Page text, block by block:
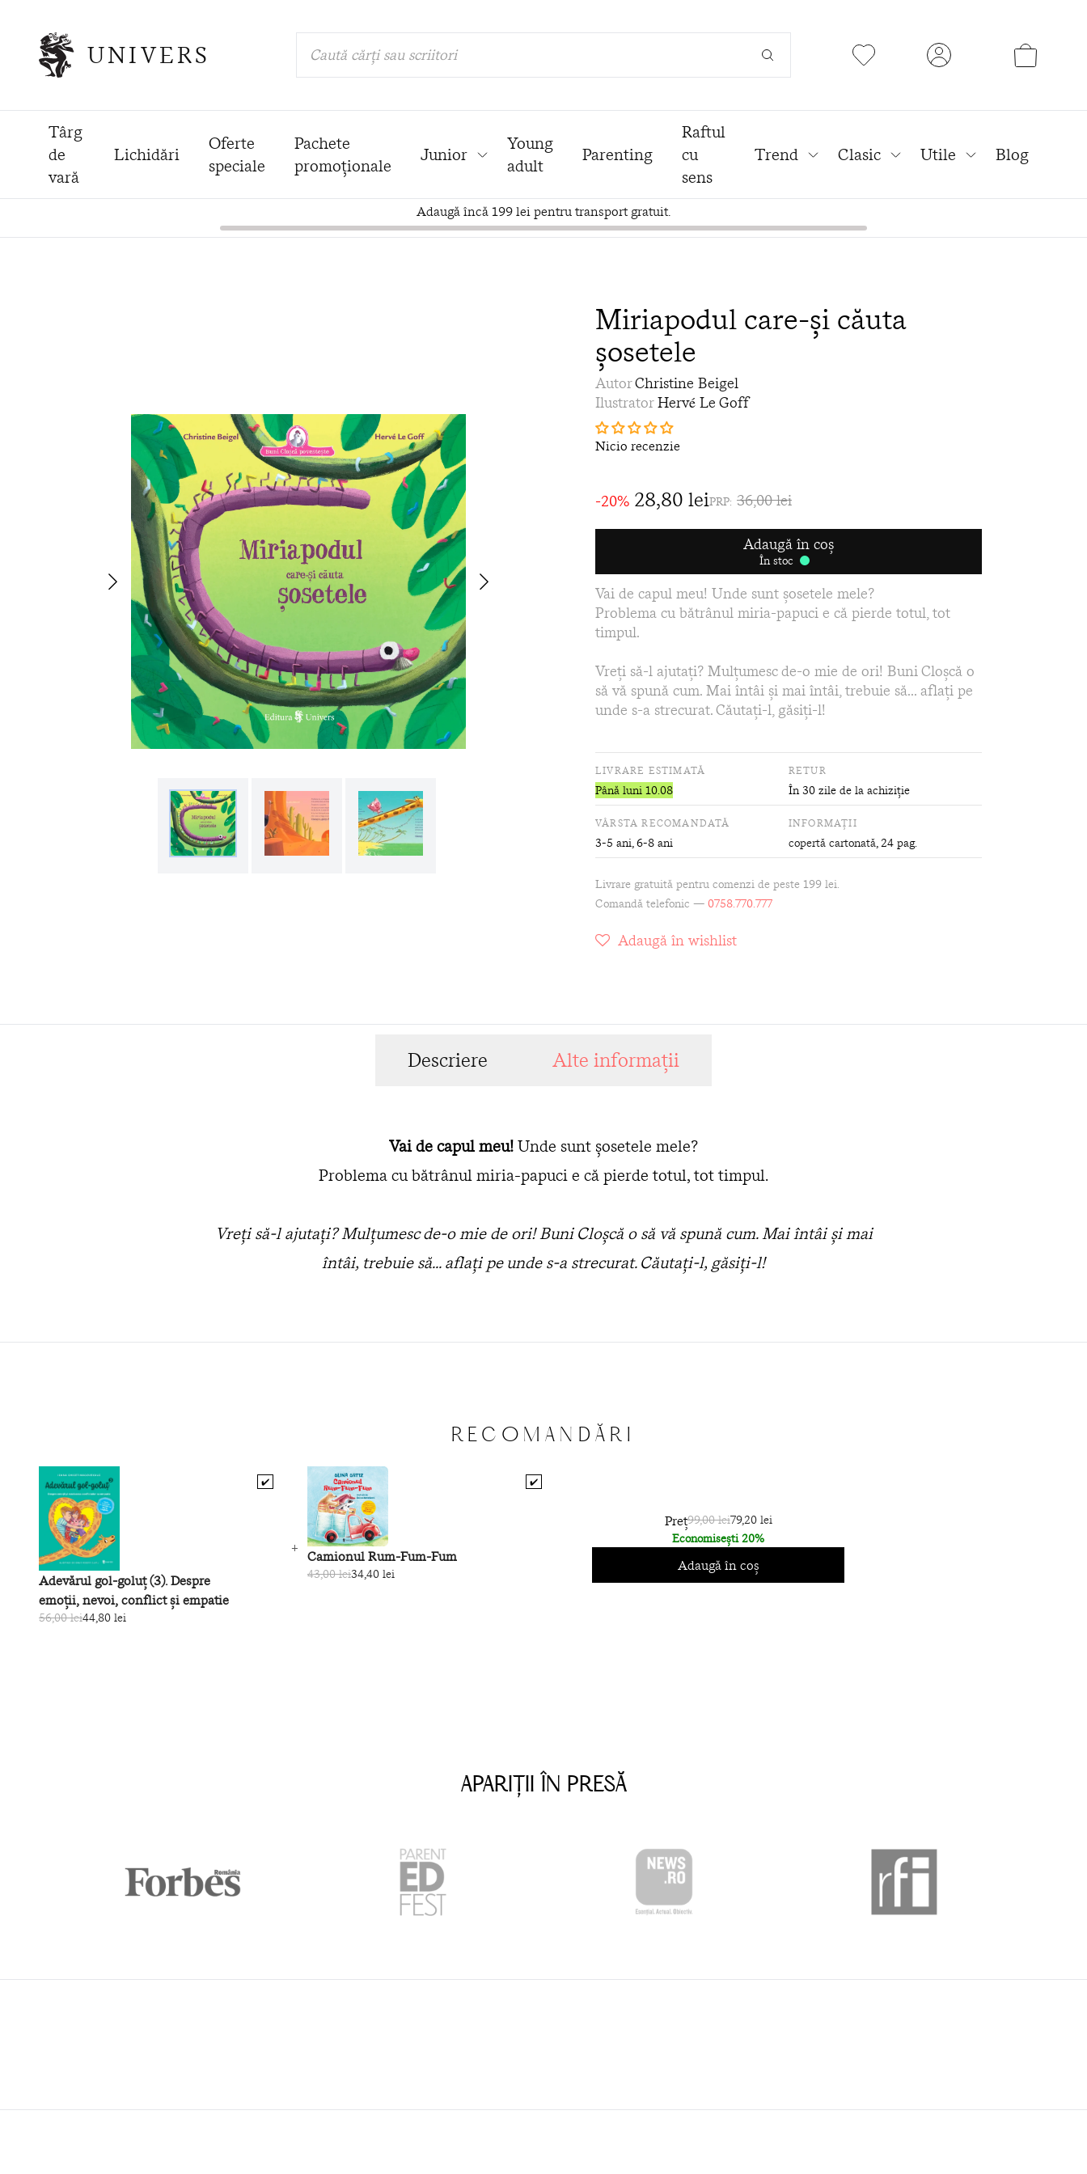
UNIVERS Caută cărți sau scriitori
Târg
de
vară
Lichidări
Oferte
speciale
Pachete
promoționale
Junior
Young
adult
Parenting
Raftul
cu
sens
Trend Clasic Utile Blog
Adaugă încă 199 lei pentru transport gratuit.
Miriapodul care-și căuta
șosetele
AutorChristine Beigel
IlustratorHervé Le Goff
Nicio recenzie
-20%28,80 leiPRP: 36,00 lei
Adaugă în coș
În stoc
Vai de capul meu! Unde sunt şosetele mele?
Problema cu bătrânul miria-papuci e că pierde totul, tot
timpul.
Vreţi să-l ajutaţi? Mulţumesc de-o mie de ori! Buni Cloşcă o
să vă spună cum. Mai întâi şi mai întâi, trebuie să... aflaţi pe
unde s-a strecurat. Căutaţi-l, găsiţi-l!
LIVRARE ESTIMATĂ
Până luni 10.08
RETUR
În 30 zile de la achiziție
VÂRSTA RECOMANDATĂ
3-5 ani, 6-8 ani
INFORMAȚII
copertă cartonată, 24 pag.
Livrare gratuită pentru comenzi de peste 199 lei.
Comandă telefonic — 0758.770.777
Adaugă în wishlist
Descriere Alte informații
Vai de capul meu!Unde sunt şosetele mele?
Problema cu bătrânul miria-papuci e că pierde totul, tot timpul.
Vreţi să-l ajutaţi? Mulţumesc de-o mie de ori! Buni Cloşcă o să vă spună cum. Mai întâi şi mai
întâi, trebuie să... aflaţi pe unde s-a strecurat. Căutaţi-l, găsiţi-l!
RECOMANDĂRI
✔️
Adevărul gol‑goluţ (3). Despre
emoții, nevoi, conflict și empatie
56,00 lei44,80 lei
✔️
Camionul Rum-Fum-Fum
43,00 lei34,40 lei
Preț99,00 lei79,20 lei
Economisești 20%
Adaugă în coș
APARIȚII ÎN PRESĂ